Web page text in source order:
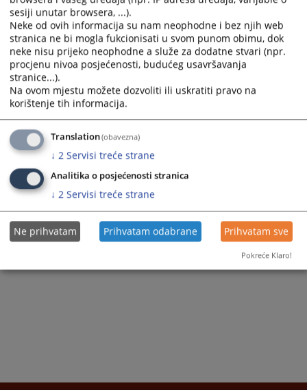
Ostale prodaje
sesiji unutar browsera, ...).
Neke od ovih informacija su nam neophodne i bez njih web
stranica ne bi mogla fukcionisati u svom punom obimu, dok
neke nisu prijeko neophodne a služe za dodatne stvari (npr.
procjenu nivoa posjećenosti, budućeg usavršavanja
stranice...).
Na ovom mjestu možete dozvoliti ili uskratiti pravo na
korištenje tih informacija.
Translation(obavezna)
↓ 2 Servisi treće strane
Analitika o posjećenosti stranica
↓ 2 Servisi treće strane
Ne prihvatam Prihvatam odabrane Prihvatam sve
Pokreće Klaro!